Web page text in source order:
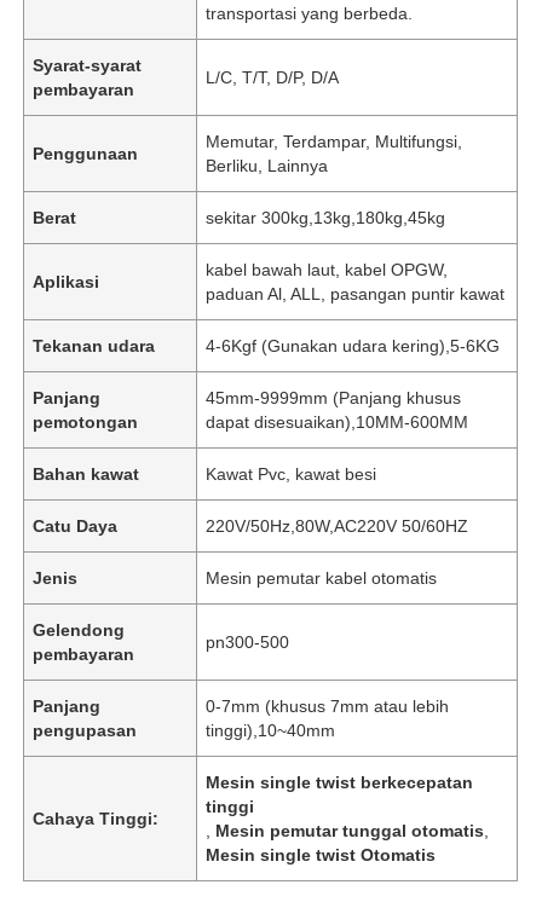
transportasi yang berbeda.
Syarat-syarat
pembayaran
L/C, T/T, D/P, D/A
Penggunaan
Memutar, Terdampar, Multifungsi,
Berliku, Lainnya
Berat sekitar 300kg,13kg,180kg,45kg
Aplikasi
kabel bawah laut, kabel OPGW,
paduan Al, ALL, pasangan puntir kawat
Tekanan udara 4-6Kgf (Gunakan udara kering),5-6KG
Panjang
pemotongan
45mm-9999mm (Panjang khusus
dapat disesuaikan),10MM-600MM
Bahan kawat Kawat Pvc, kawat besi
Catu Daya 220V/50Hz,80W,AC220V 50/60HZ
Jenis Mesin pemutar kabel otomatis
Gelendong
pembayaran
pn300-500
Panjang
pengupasan
0-7mm (khusus 7mm atau lebih
tinggi),10~40mm
Cahaya Tinggi:
Mesin single twist berkecepatan
tinggi
Mesin pemutar tunggal otomatis
Mesin single twist Otomatis